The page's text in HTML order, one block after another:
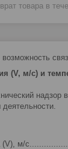
товара в
(V, м/с) и
надзор
(V), м/